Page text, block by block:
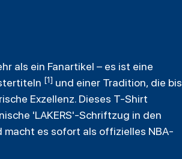
als ein Fanartikel – es ist eine
[1] und einer Tradition, die bis
Exzellenz. Dieses T-Shirt
'LAKERS'-Schriftzug in den
macht es sofort als offizielles NBA-